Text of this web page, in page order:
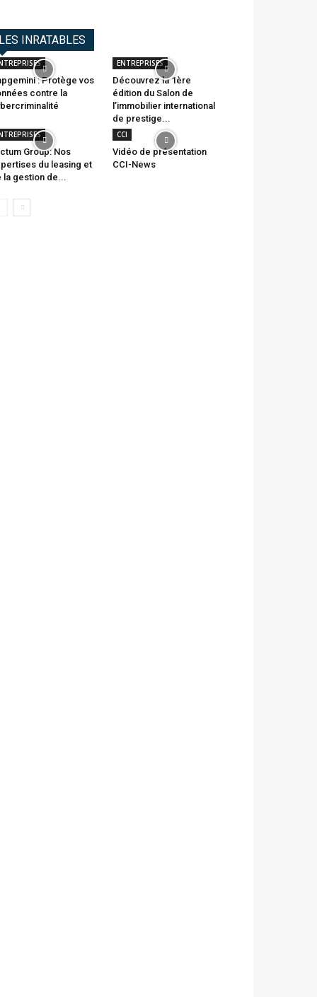
INRATABLES
: Protège vos
contre la
ENTREPRISES
Découvrez la 1ère
édition du Salon de
l’immobilier international
de prestige...
Group: Nos
du leasing et
la gestion de...
CCI
Vidéo de présentation
CCI-News